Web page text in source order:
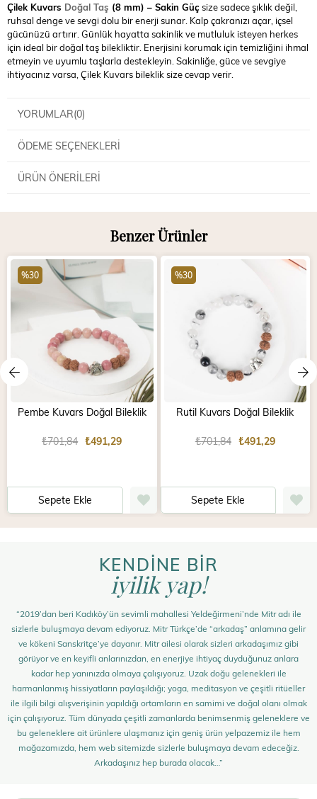
Çilek Kuvars Doğal Taş (8 mm) – Sakin Güçsize sadece şıklık değil,
ruhsal denge ve sevgi dolu bir enerji sunar. Kalp çakranızı açar, içsel
gücünüzü artırır. Günlük hayatta sakinlik ve mutluluk isteyen herkes
için ideal bir doğal taş bilekliktir. Enerjisini korumak için temizliğini ihmal
etmeyin ve uyumlu taşlarla destekleyin. Sakinliğe, güce ve sevgiye
ihtiyacınız varsa, Çilek Kuvars bileklik size cevap verir.
YORUMLAR(0)
ÖDEME SEÇENEKLERI
ÜRÜN ÖNERILERI
Benzer Ürünler
Pembe Kuvars Doğal Bileklik
₺491,29
₺701,84
Sepete Ekle
%30
Rutil Kuvars Doğal Bileklik
₺491,29
₺701,84
Sepete Ekle
%30
KENDİNE BİR
iyilik yap!
“2019’dan beri Kadıköy’ün sevimli mahallesi Yeldeğirmeni’nde Mitr adı ile
sizlerle buluşmaya devam ediyoruz. Mitr Türkçe’de “arkadaş” anlamına gelir
ve kökeni Sanskritçe’ye dayanır. Mitr ailesi olarak sizleri arkadaşımız gibi
görüyor ve en keyifli anlarınızdan, en enerjiye ihtiyaç duyduğunuz anlara
kadar hep yanınızda olmaya çalışıyoruz. Uzak doğu gelenekleri ile
harmanlanmış hissiyatların paylaşıldığı; yoga, meditasyon ve çeşitli ritüeller
ile ilgili bilgi alışverişinin yapıldığı ortamların en samimi ve doğal olanı olmak
için çalışıyoruz. Tüm dünyada çeşitli zamanlarda benimsenmiş geleneklere ve
bu geleneklere ait ürünlere ulaşmanız için geniş ürün yelpazemiz ile hem
mağazamızda, hem web sitemizde sizlerle buluşmaya devam edeceğiz.
Arkadaşınız hep burada olacak…”